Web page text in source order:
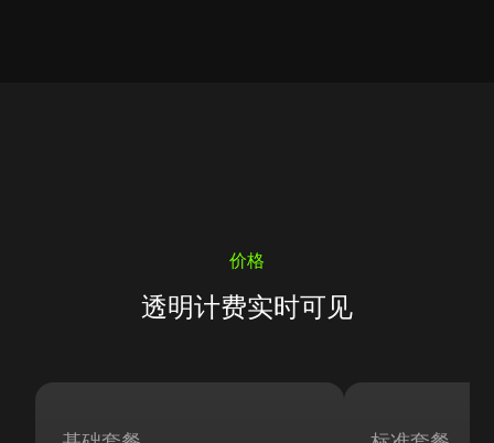
价格
透明计费实时可见